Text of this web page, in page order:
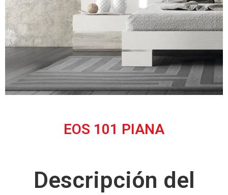
EOS 101 PIANA
Descripción del